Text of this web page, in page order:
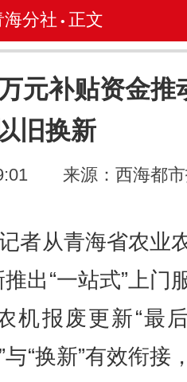
海分社 • 正文
元补贴资金推
旧换新
来源：西海都
从青海省农业
出“一站式”上门
机报废更新“最
与“换新”有效衔接